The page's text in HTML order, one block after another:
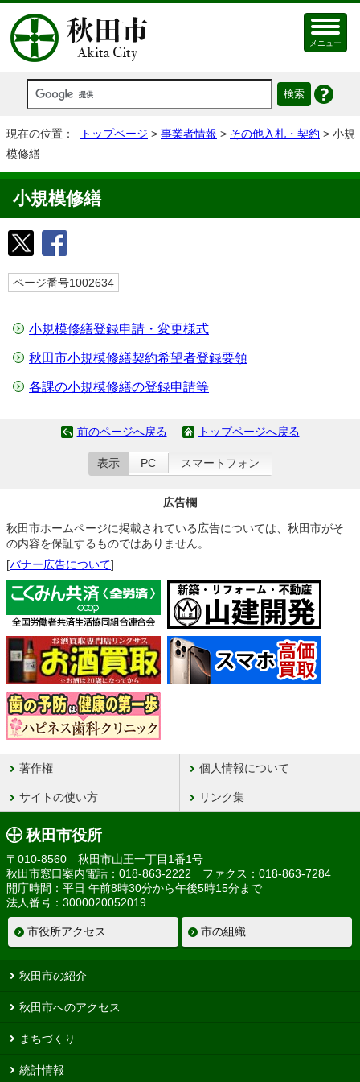
メニュー
現在の位置： トップページ > 事業者情報 > その他入札・契約 > 小規
模修繕
小規模修繕
ページ番号1002634
小規模修繕登録申請・変更様式
秋田市小規模修繕契約希望者登録要領
各課の小規模修繕の登録申請等
前のページへ戻る トップページへ戻る
表示 PC スマートフォン
広告欄
秋田市ホームページに掲載されている広告については、秋田市がそ
の内容を保証するものではありません。
[バナー広告について]
著作権 個人情報について
サイトの使い方 リンク集
秋田市役所
〒010-8560 秋田市山王一丁目1番1号
秋田市窓口案内電話：018-863-2222 ファクス：018-863-7284
開庁時間：平日 午前8時30分から午後5時15分まで
法人番号：3000020052019
市役所アクセス 市の組織
秋田市の紹介
秋田市へのアクセス
まちづくり
統計情報